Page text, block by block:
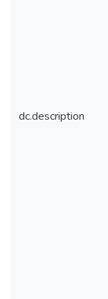
dc.description